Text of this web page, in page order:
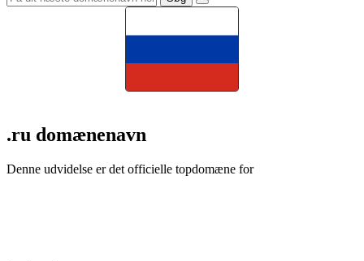
.ru domænenavn
Denne udvidelse er det officielle topdomæne for